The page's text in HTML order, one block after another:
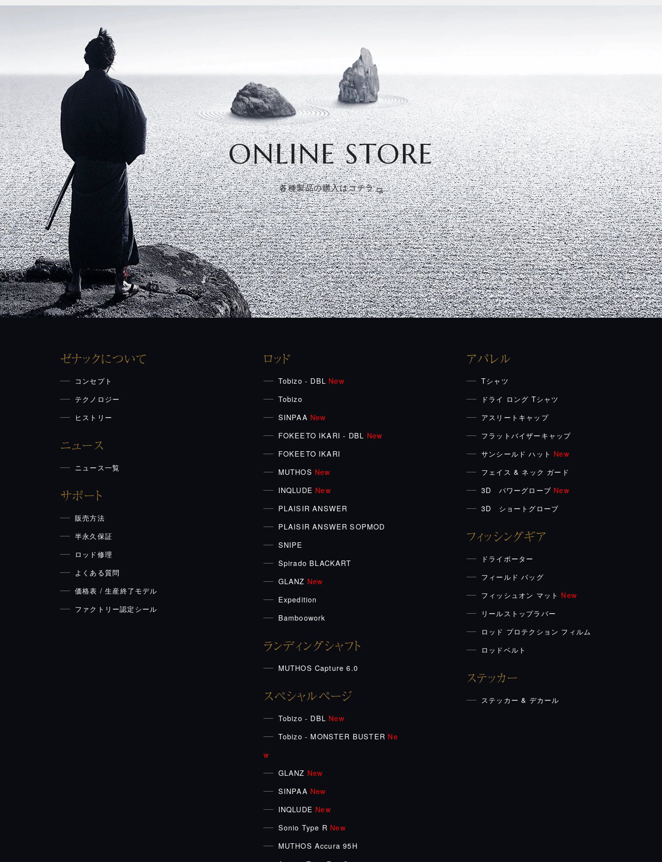
ONLINE STORE
各種製品の購入はコチラ
ゼナックについて
コンセプト
テクノロジー
ヒストリー
ニュース
ニュース一覧
サポート
販売方法
半永久保証
ロッド修理
よくある質問
価格表 / 生産終了モデル
ファクトリー認定シール
ロッド
Tobizo - DBL New
Tobizo
SINPAA New
FOKEETO IKARI - DBL New
FOKEETO IKARI
MUTHOS New
INQLUDE New
PLAISIR ANSWER
PLAISIR ANSWER SOPMOD
SNIPE
Spirado BLACKART
GLANZ New
Expedition
Bamboowork
ランディングシャフト
MUTHOS Capture 6.0
スペシャルページ
Tobizo - DBL New
Tobizo - MONSTER BUSTER Ne
w
GLANZ New
SINPAA New
INQLUDE New
Sonio Type R New
MUTHOS Accura 95H
アパレル
Tシャツ
ドライ ロング Tシャツ
アスリートキャップ
フラットバイザーキャップ
サンシールド ハット New
フェイス & ネック ガード
3D パワーグローブ New
3D ショートグローブ
フィッシングギア
ドライポーター
フィールド バッグ
フィッシュオン マット New
リールストップラバー
ロッド プロテクション フィルム
ロッドベルト
ステッカー
ステッカー & デカール